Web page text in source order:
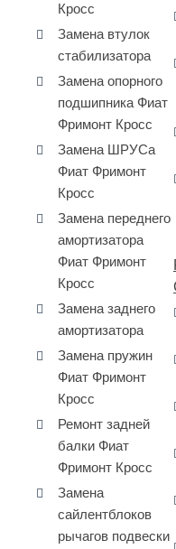
Кросс
Замена втулок
стабилизатора
Замена опорного
подшипника Фиат
Фримонт Кросс
Замена ШРУСа
Фиат Фримонт
Кросс
Замена переднего
амортизатора
Фиат Фримонт
Кросс
Замена заднего
амортизатора
Замена пружин
Фиат Фримонт
Кросс
Ремонт задней
балки Фиат
Фримонт Кросс
Замена
сайлентблоков
рычагов подвески